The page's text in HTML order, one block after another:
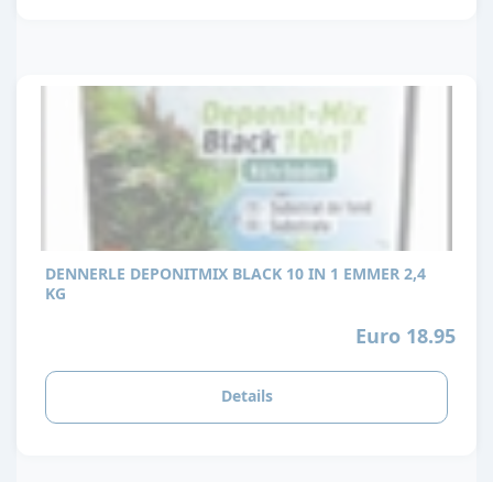
DENNERLE DEPONITMIX BLACK 10 IN 1 EMMER 2,4
KG
Euro 18.95
Details